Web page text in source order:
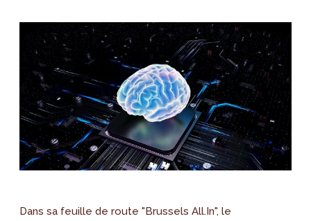
Dans sa feuille de route "Brussels All.In", le